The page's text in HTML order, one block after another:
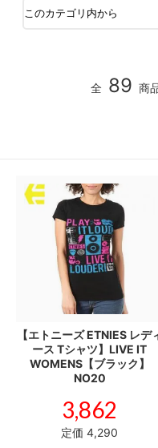
全 89 商
【エトニーズ ETNIES レデ
ース Tシャツ】LIVE IT
WOMENS【ブラック】
NO20
3,862
定価 4,290